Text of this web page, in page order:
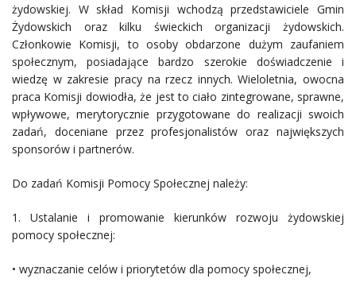
żydowskiej. W skład Komisji wchodzą przedstawiciele Gmin
Żydowskich oraz kilku świeckich organizacji żydowskich.
Członkowie Komisji, to osoby obdarzone dużym zaufaniem
społecznym, posiadające bardzo szerokie doświadczenie i
wiedzę w zakresie pracy na rzecz innych. Wieloletnia, owocna
praca Komisji dowiodła, że jest to ciało zintegrowane, sprawne,
wpływowe, merytorycznie przygotowane do realizacji swoich
zadań, doceniane przez profesjonalistów oraz największych
sponsorów i partnerów.
Do zadań Komisji Pomocy Społecznej należy:
1. Ustalanie i promowanie kierunków rozwoju żydowskiej
pomocy społecznej:
• wyznaczanie celów i priorytetów dla pomocy społecznej,